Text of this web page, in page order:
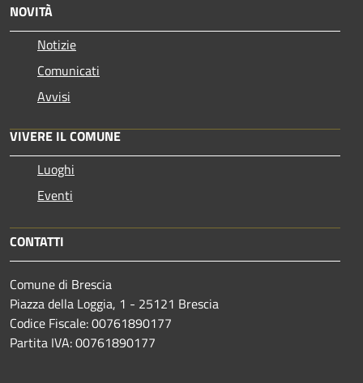
NOVITÀ
Notizie
Comunicati
Avvisi
VIVERE IL COMUNE
Luoghi
Eventi
CONTATTI
Comune di Brescia
Piazza della Loggia, 1 - 25121 Brescia
Codice Fiscale: 00761890177
Partita IVA: 00761890177